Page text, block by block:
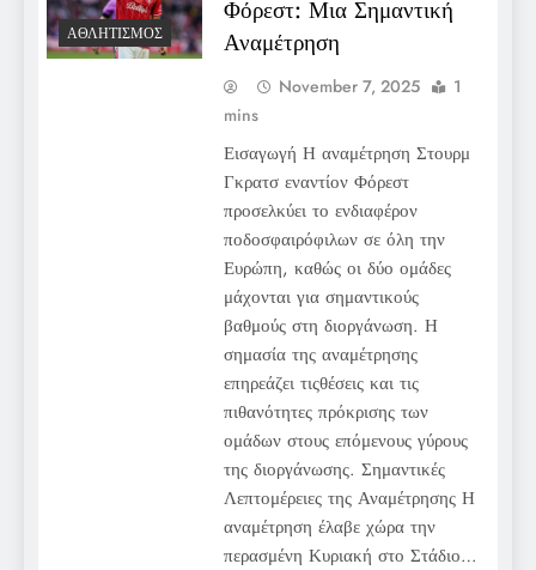
ΑΘΛΗΤΙΣΜΌΣ
Φόρεστ: Μια Σημαντική
Αναμέτρηση
November 7, 2025
1
mins
Εισαγωγή Η αναμέτρηση Στουρμ
Γκρατσ εναντίον Φόρεστ
προσελκύει το ενδιαφέρον
ποδοσφαιρόφιλων σε όλη την
Ευρώπη, καθώς οι δύο ομάδες
μάχονται για σημαντικούς
βαθμούς στη διοργάνωση. Η
σημασία της αναμέτρησης
επηρεάζει τιςθέσεις και τις
πιθανότητες πρόκρισης των
ομάδων στους επόμενους γύρους
της διοργάνωσης. Σημαντικές
Λεπτομέρειες της Αναμέτρησης Η
αναμέτρηση έλαβε χώρα την
περασμένη Κυριακή στο Στάδιο…